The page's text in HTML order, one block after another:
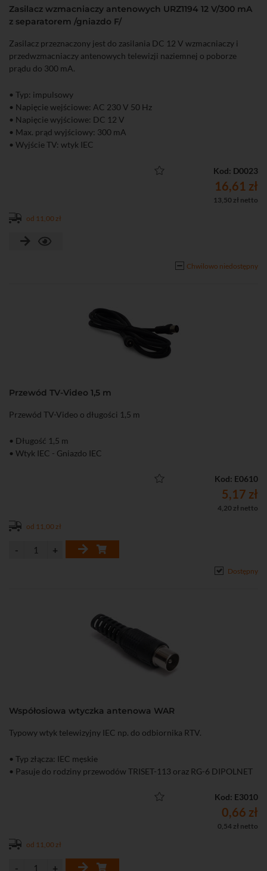
Zasilacz wzmacniaczy antenowych URZ1194 12 V/300 mA
z separatorem /gniazdo F/
Zasilacz przeznaczony jest do zasilania DC 12 V wzmacniaczy i
przedwzmacniaczy antenowych telewizji naziemnej o poborze
prądu do 300 mA.
• Typ: impulsowy
• Napięcie wejściowe: AC 230 V 50 Hz
• Napięcie wyjściowe: DC 12 V
• Max. prąd wyjściowy: 300 mA
• Wyjście TV: wtyk IEC
Kod: D0023
16,61 zł
13,50 zł netto
od 11,00 zł
Chwilowo niedostępny
Przewód TV-Video 1,5 m
Przewód TV-Video o długości 1,5 m
• Długość 1,5 m
• Wtyk IEC - Gniazdo IEC
Kod: E0610
5,17 zł
4,20 zł netto
od 11,00 zł
Dostępny
Współosiowa wtyczka antenowa WAR
Typowy wtyk telewizyjny IEC np. do odbiornika RTV.
• Typ złącza: IEC męskie
• Pasuje do rodziny przewodów TRISET-113 oraz RG-6 DIPOLNET
Kod: E3010
0,66 zł
0,54 zł netto
od 11,00 zł